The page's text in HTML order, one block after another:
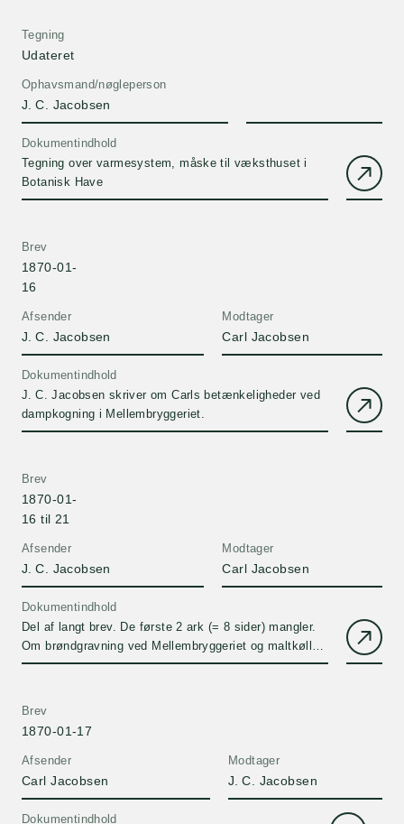
Ophavsmand/nøgleperson
J. C. Jacobsen
Tegning
Udateret
Dokumentindhold
Tegning over varmesystem, måske til væksthuset i
Botanisk Have
Afsender
J. C. Jacobsen
Brev
1870-01-
16
Modtager
Carl Jacobsen
Dokumentindhold
J. C. Jacobsen skriver om Carls betænkeligheder ved
dampkogning i Mellembryggeriet.
Afsender
J. C. Jacobsen
Brev
1870-01-
16 til 21
Modtager
Carl Jacobsen
Dokumentindhold
Del af langt brev. De første 2 ark (= 8 sider) mangler.
Om brøndgravning ved Mellembryggeriet og maltkøller.
J. C. Jacobsen omtaler sin rejseplan, og han spørger
Afsender
Carl Jacobsen
Brev
1870-01-17
Modtager
J. C. Jacobsen
Dokumentindhold